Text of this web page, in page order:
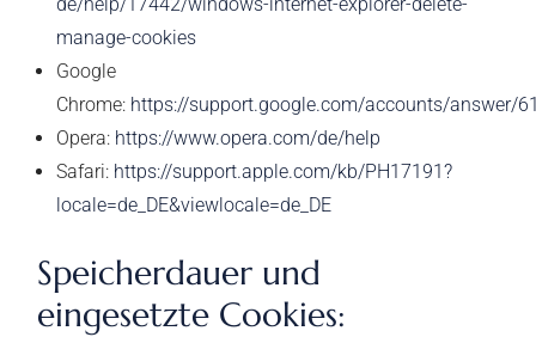
manage-cookies
Google
Chrome: https://support.google.com/accounts/answer/
Opera: https://www.opera.com/de/help
Safari: https://support.apple.com/kb/PH17191?
locale=de_DE&viewlocale=de_DE
Speicherdauer und
eingesetzte Cookies: